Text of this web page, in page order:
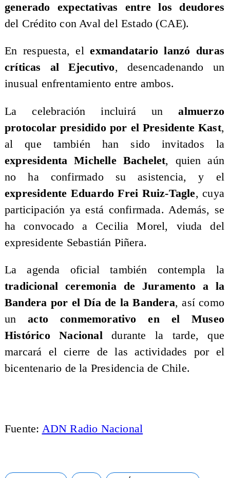
generado expectativas entre los deudores
del Crédito con Aval del Estado (CAE).
En respuesta, elexmandatario lanzó duras
críticas al Ejecutivo, desencadenando un
inusual enfrentamiento entre ambos.
La celebración incluirá unalmuerzo
protocolar presidido por el Presidente Kast,
al que también han sido invitados la
expresidenta Michelle Bachelet, quien aún
no ha confirmado su asistencia, y el
expresidente Eduardo Frei Ruiz-Tagle, cuya
participación ya está confirmada. Además, se
ha convocado a Cecilia Morel, viuda del
expresidente Sebastián Piñera.
La agenda oficial también contempla la
tradicional ceremonia de Juramento a la
Bandera por el Día de la Bandera, así como
unacto conmemorativo en el Museo
Histórico Nacionaldurante la tarde, que
marcará el cierre de las actividades por el
bicentenario de la Presidencia de Chile.
Fuente: ADN Radio Nacional